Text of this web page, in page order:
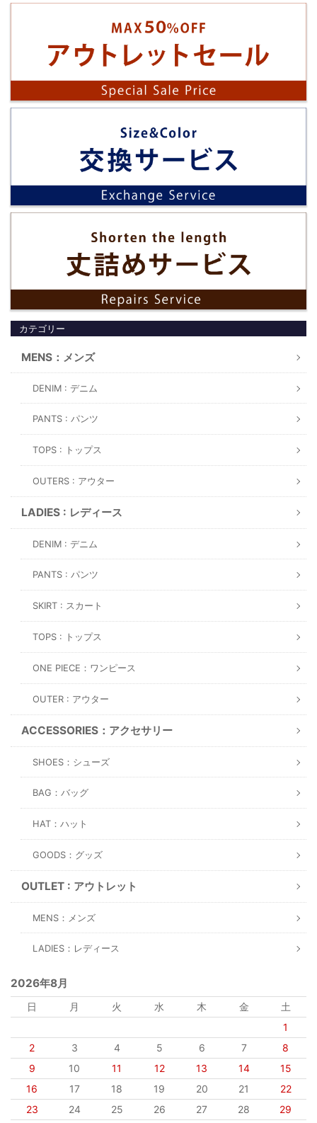
カテゴリー
MENS：メンズ
DENIM : デニム
PANTS : パンツ
TOPS : トップス
OUTERS : アウター
LADIES : レディース
DENIM : デニム
PANTS : パンツ
SKIRT : スカート
TOPS : トップス
ONE PIECE：ワンピース
OUTER : アウター
ACCESSORIES：アクセサリー
SHOES：シューズ
BAG：バッグ
HAT：ハット
GOODS：グッズ
OUTLET : アウトレット
MENS：メンズ
LADIES：レディース
2026年8月
日 月 火 水 木 金
土
1
2
3 4 5 6 7
8
9
10 11 12 13 14
15
16
17 18 19 20 21
22
23
24 25 26 27 28
29